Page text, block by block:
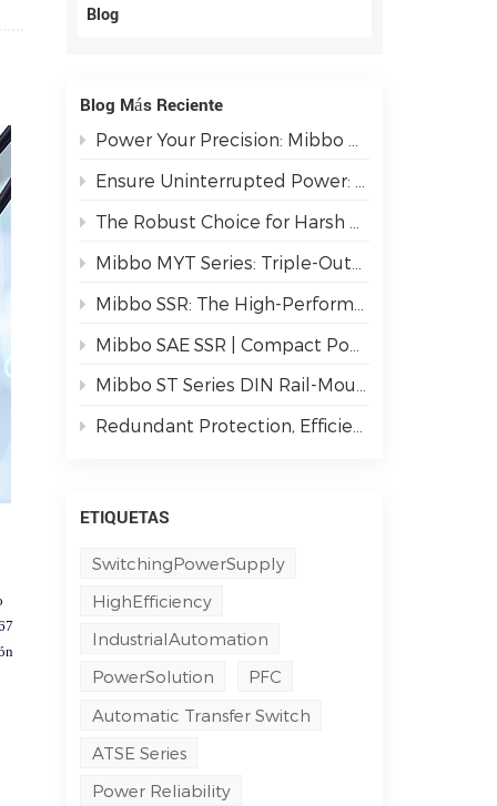
Blog
Blog Más Reciente
Power Your Precision: Mibbo MPC Series AC/DC PFC Switching Power Supplies
Ensure Uninterrupted Power: The Mibbo ATSE Series Automatic Transfer Switch
The Robust Choice for Harsh Environments: AJ3 IP67 Metal Switches
Mibbo MYT Series: Triple-Output Isolated Power Solutions
Mibbo SSR: The High-Performance Switching Solution for Demanding Industrial Environments.
Mibbo SAE SSR | Compact Power, Dual-Mode Control for Industrial Reliability
Mibbo ST Series DIN Rail-Mounted Single-Phase AC Output Solid State Relays: Powering Smarter Industrial Automation
Redundant Protection, Efficient & Secure | M3DN Series Redundancy Modules
ETIQUETAS
SwitchingPowerSupply
HighEfficiency
IndustrialAutomation
PowerSolution
PFC
Automatic Transfer Switch
ATSE Series
Power Reliability